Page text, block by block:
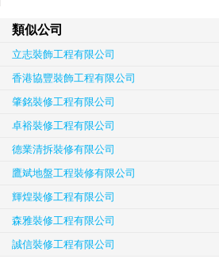
類似公司
立志裝飾工程有限公司
香港協豐裝飾工程有限公司
肇銘裝修工程有限公司
卓裕裝修工程有限公司
德業清拆裝修有限公司
鷹斌地盤工程裝修有限公司
輝煌裝修工程有限公司
森雅裝修工程有限公司
誠信裝修工程有限公司